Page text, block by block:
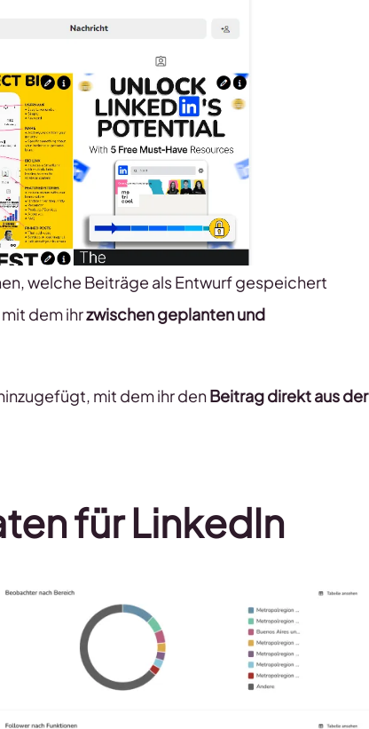
welche Beiträge als Entwurf gespeichert
dem ihrzwischen geplanten und
mit dem ihr denBeitrag direkt aus der
für LinkedIn